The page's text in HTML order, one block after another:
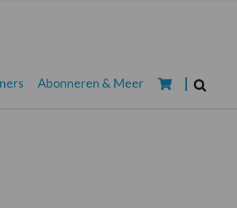
Abonneren & Meer